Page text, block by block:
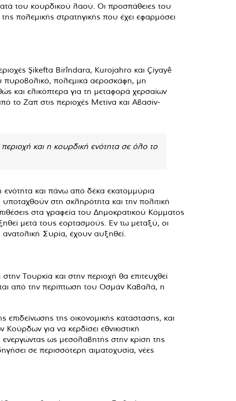
του κουρδικού λαού. Οι προσπάθειες του
πολεμικής στρατηγικής που έχει εφαρμόσει
Şikefta Birîndara, Kurojahro και Çiyayê
πυροβολικό, πολεμικά αεροσκάφη, μη
και ελικόπτερα για τη μεταφορά χερσαίων
το Ζαπ στις περιοχές Μετίνα και Αβασίν-
και η κουρδική ενότητα σε όλο το
ενότητα και πάνω από δέκα εκατομμύρια
στη σκληρότητα και την πολιτική
στα γραφεία του Δημοκρατικού Κόμματος
μετά τους εορτασμούς. Εν τω μεταξύ, οι
Συρία, έχουν αυξηθεί.
Τουρκία και στην περιοχή θα επιτευχθεί
από την περίπτωση του Οσμάν Καβαλά, η
της οικονομικής κατάστασης, και
για να κερδίσει εθνικιστική
ως μεσολαβητής στην κρίση της
σε περισσότερη αιματοχυσία, νέες